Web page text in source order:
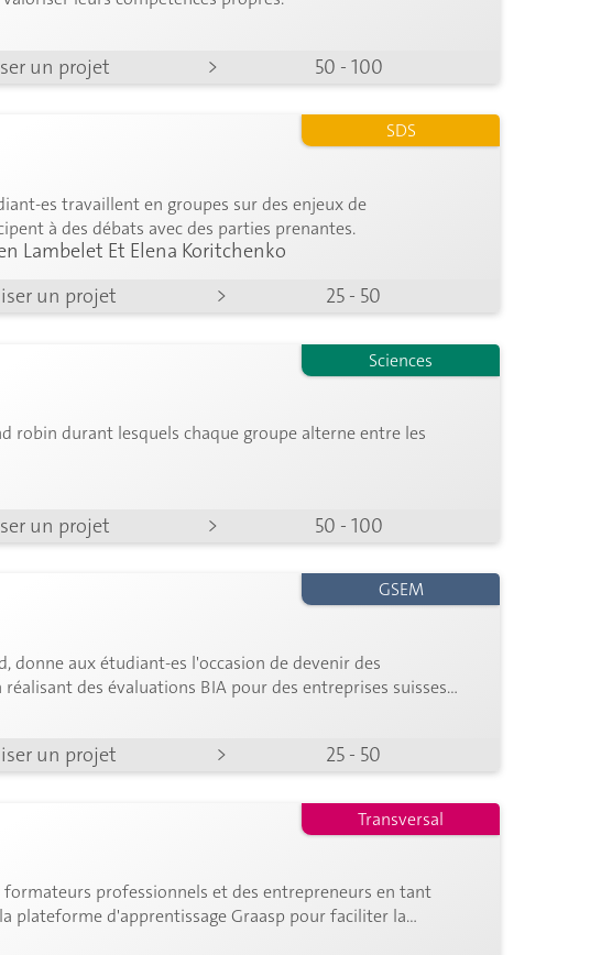
un projet > 50 - 100
Lambelet Et Elena Koritchenko
SDS
un projet > 25 - 50
es travaillent en groupes sur des enjeux de
à des débats avec des parties prenantes.
Sciences
un projet > 50 - 100
robin durant lesquels chaque groupe alterne entre les
GSEM
un projet > 25 - 50
donne aux étudiant-es l'occasion de devenir des
des évaluations BIA pour des entreprises suisses
Transversal
professionnels et des entrepreneurs en tant
plateforme d'apprentissage Graasp pour faciliter la
des participant-es.